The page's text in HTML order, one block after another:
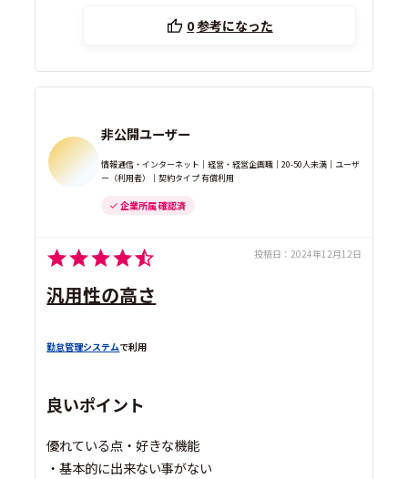
0参考になった
非公開ユーザー
情報通信・インターネット｜経営・経営企画職｜20-50人未満｜ユーザ
ー（利用者）｜契約タイプ 有償利用
企業所属 確認済
投稿日： 2024年12月12日
汎用性の高さ
勤怠管理システムで利用
良いポイント
優れている点・好きな機能
・基本的に出来ない事がない